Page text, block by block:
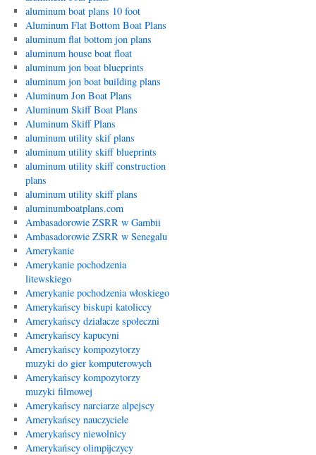
aluminum boat plans 10 foot
Aluminum Flat Bottom Boat Plans
aluminum flat bottom jon plans
aluminum house boat float
aluminum jon boat blueprints
aluminum jon boat building plans
Aluminum Jon Boat Plans
Aluminum Skiff Boat Plans
Aluminum Skiff Plans
aluminum utility skif plans
aluminum utility skiff blueprints
aluminum utility skiff construction
plans
aluminum utility skiff plans
aluminumboatplans.com
Ambasadorowie ZSRR w Gambii
Ambasadorowie ZSRR w Senegalu
Amerykanie
Amerykanie pochodzenia
litewskiego
Amerykanie pochodzenia włoskiego
Amerykańscy biskupi katoliccy
Amerykańscy działacze społeczni
Amerykańscy kapucyni
Amerykańscy kompozytorzy
muzyki do gier komputerowych
Amerykańscy kompozytorzy
muzyki filmowej
Amerykańscy narciarze alpejscy
Amerykańscy nauczyciele
Amerykańscy niewolnicy
Amerykańscy olimpijczycy